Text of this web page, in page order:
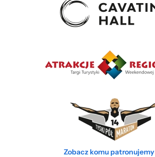
Zobacz komu patronujemy